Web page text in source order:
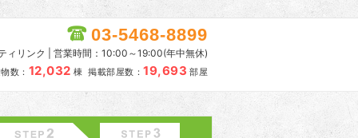
03-5468-8899
ィリンク | 営業時間：10:00～19:00(年中無休)
数： 12,032 棟 掲載部屋数： 19,693 部屋